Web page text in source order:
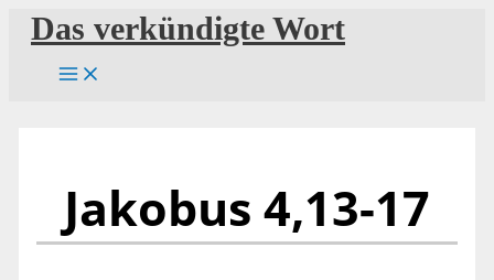
Zum
Inhalt
springen
Das verkündigte Wort
Jakobus 4,13-17